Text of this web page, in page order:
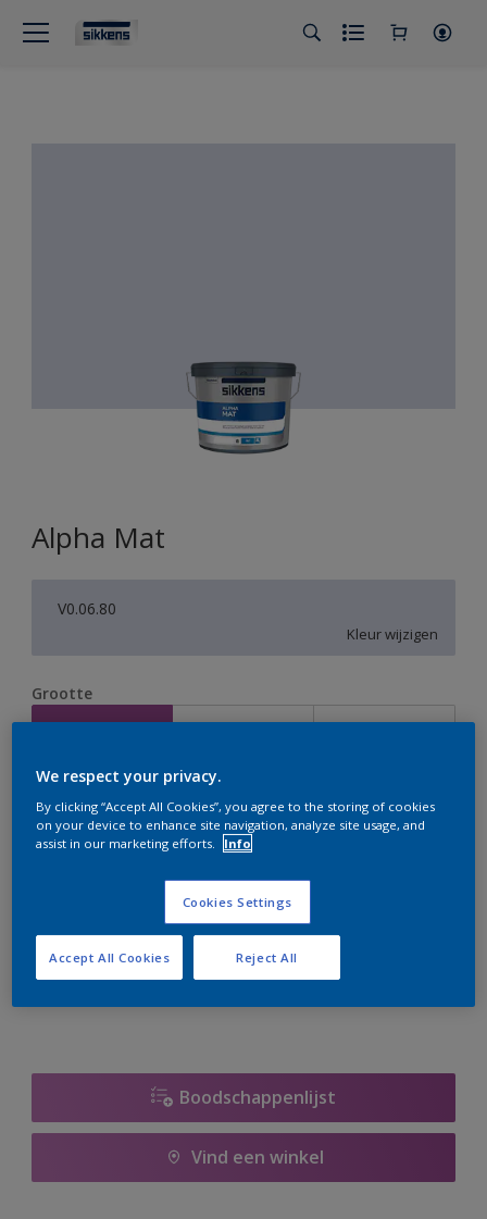
Alpha Mat
V0.06.80
Kleur wijzigen
Grootte
2,5 L 5 L 10 L
Verfcalculator
Bereken
Op dit moment is het niet mogelijk dit product online
te bestellen. Houd de website in de gaten, we werken
er hard aan om de voorraad aan te vullen.
Boodschappenlijst
Vind een winkel
We respect your privacy.
By clicking “Accept All Cookies”, you agree to the storing of cookies
on your device to enhance site navigation, analyze site usage, and
assist in our marketing efforts.
Info
Cookies Settings
Reject All
Accept All Cookies